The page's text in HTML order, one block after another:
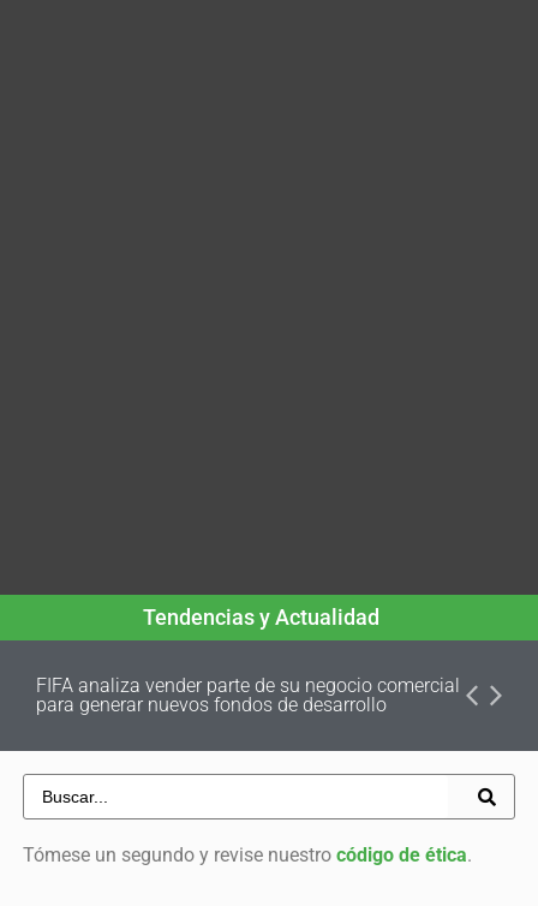
Tendencias y Actualidad
FIFA analiza vender parte de su negocio comercial
para generar nuevos fondos de desarrollo
Tómese un segundo y revise nuestro código de ética.